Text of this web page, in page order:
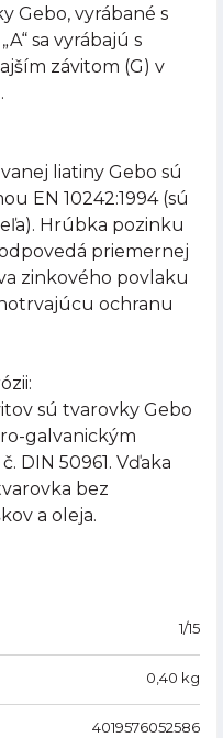
Gebo, vyrábané s
sa vyrábajú s
závitom (G) v
liatiny Gebo sú
EN 10242:1994 (sú
Hrúbka pozinku
priemernej
zinkového povlaku
ochranu
sú tvarovky Gebo
galvanickým
DIN 50961. Vďaka
bez
a oleja.
1/15
0,40 kg
4019576052586